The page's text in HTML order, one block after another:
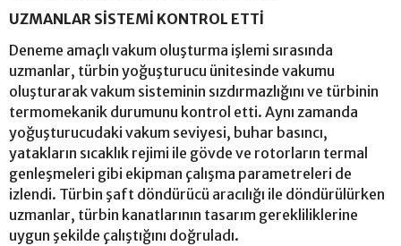
UZMANLAR SİSTEMİ KONTROL ETTİ
Deneme amaçlı vakum oluşturma işlemi sırasında
uzmanlar, türbin yoğuşturucu ünitesinde vakumu
oluşturarak vakum sisteminin sızdırmazlığını ve türbinin
termomekanik durumunu kontrol etti. Aynı zamanda
yoğuşturucudaki vakum seviyesi, buhar basıncı,
yatakların sıcaklık rejimi ile gövde ve rotorların termal
genleşmeleri gibi ekipman çalışma parametreleri de
izlendi. Türbin şaft döndürücü aracılığı ile döndürülürken
uzmanlar, türbin kanatlarının tasarım gerekliliklerine
uygun şekilde çalıştığını doğruladı.